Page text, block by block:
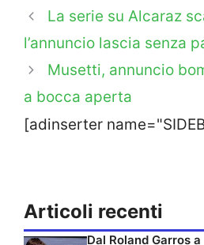
La serie su Alcaraz
l’annuncio lascia senza
Musetti, annuncio
a bocca aperta
[adinserter
Articoli recenti
Dal Roland Garros a